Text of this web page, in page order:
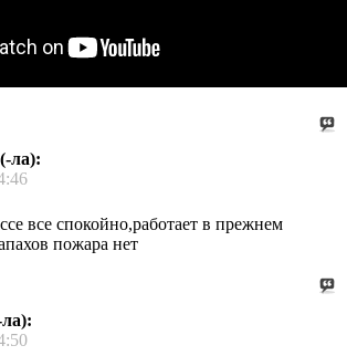
ла):
все спокойно,работает в прежнем
пожара нет